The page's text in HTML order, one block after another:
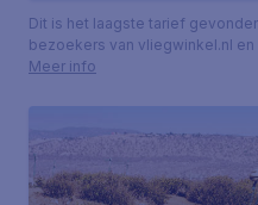
Dit is het laagste tarief
bezoekers van vliegwinkel.nl
Meer info